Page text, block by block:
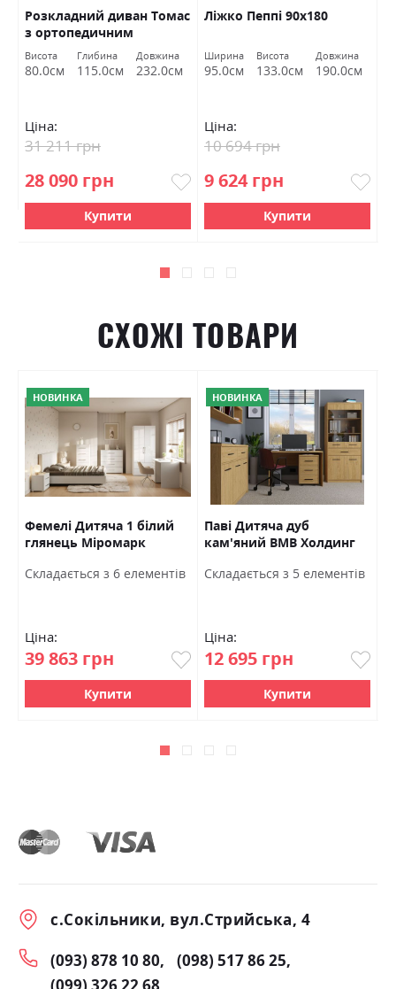
Розкладний диван Томас
з ортопедичним
наповненням і нішею
162х192 Шик Галичина
Висота
80.0см
Глибина
115.0см
Довжина
232.0см
Ціна:
28 090 грн
31 211 грн
Купити
Ліжко Пеппі 90х180
Ширина
95.0см
Висота
133.0см
Довжина
190.0см
Ціна:
9 624 грн
10 694 грн
Купити
СХОЖІ ТОВАРИ
НОВИНКА
Фемелі Дитяча 1 білий
глянець Міромарк
Cкладається з 6 елементів
Ціна:
39 863 грн
Купити
НОВИНКА
Паві Дитяча дуб
кам'яний ВМВ Холдинг
Cкладається з 5 елементів
Ціна:
12 695 грн
Купити
с.Сокільники, вул.Стрийська, 4
(093) 878 10 80
(098) 517 86 25